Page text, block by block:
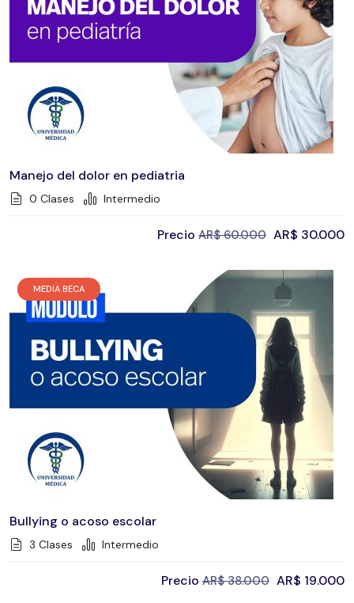
Manejo del dolor en pediatria
0 Clases Intermedio
Precio AR$60.000 AR$ 30.000
MEDIA BECA
Bullying o acoso escolar
3 Clases Intermedio
Precio AR$38.000 AR$ 19.000